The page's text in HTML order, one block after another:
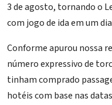
3 de agosto, tornando o
com jogo de ida em um
Conforme apurou nossa
número expressivo de
tinham comprado
hotéis com base nas